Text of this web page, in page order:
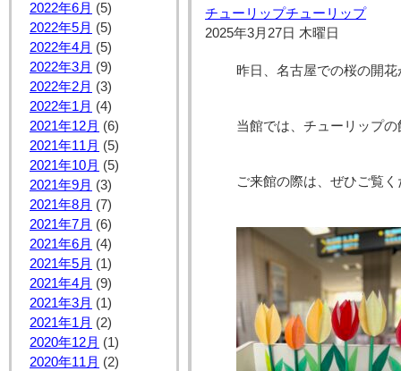
2022年6月 (5)
2022年5月 (5)
2022年4月 (5)
2022年3月 (9)
2022年2月 (3)
2022年1月 (4)
2021年12月 (6)
2021年11月 (5)
2021年10月 (5)
2021年9月 (3)
2021年8月 (7)
2021年7月 (6)
2021年6月 (4)
2021年5月 (1)
2021年4月 (9)
2021年3月 (1)
2021年1月 (2)
2020年12月 (1)
2020年11月 (2)
チューリップチューリップ
2025年3月27日 木曜日
昨日、名古屋での桜の開
当館では、チューリップ
ご来館の際は、ぜひご覧